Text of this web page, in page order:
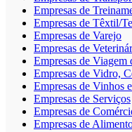
Empresas de
Empresas de Têxtil/
Empresas de Varejo
Empresas de
Empresas de Viagem
Empresas de Vidro,
Empresas de Vinhos
Empresas de Serviços
Empresas de
Empresas de